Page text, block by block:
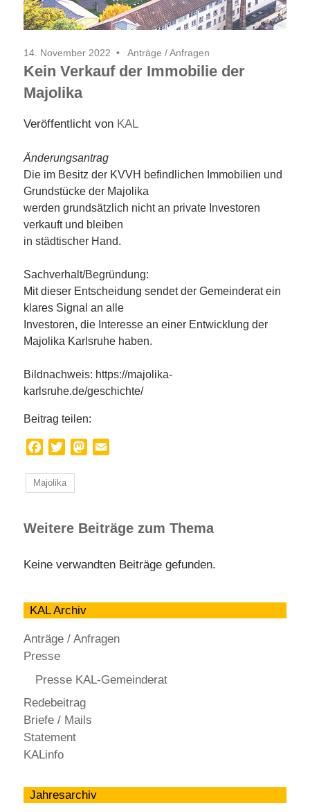
14. November 2022 Anträge / Anfragen
Kein Verkauf der Immobilie der
Majolika
Veröffentlicht von KAL
Änderungsantrag
Die im Besitz der KVVH befindlichen Immobilien und
Grundstücke der Majolika
werden grundsätzlich nicht an private Investoren
verkauft und bleiben
in städtischer Hand.
Sachverhalt/Begründung:
Mit dieser Entscheidung sendet der Gemeinderat ein
klares Signal an alle
Investoren, die Interesse an einer Entwicklung der
Majolika Karlsruhe haben.
Bildnachweis: https://majolika-
karlsruhe.de/geschichte/
Beitrag teilen:
Facebook
TwitterMastodon
Majolika
Weitere Beiträge zum Thema
Keine verwandten Beiträge gefunden.
KAL Archiv
Anträge / Anfragen
Presse
Presse KAL-Gemeinderat
Redebeitrag
Briefe / Mails
Statement
KALinfo
Jahresarchiv